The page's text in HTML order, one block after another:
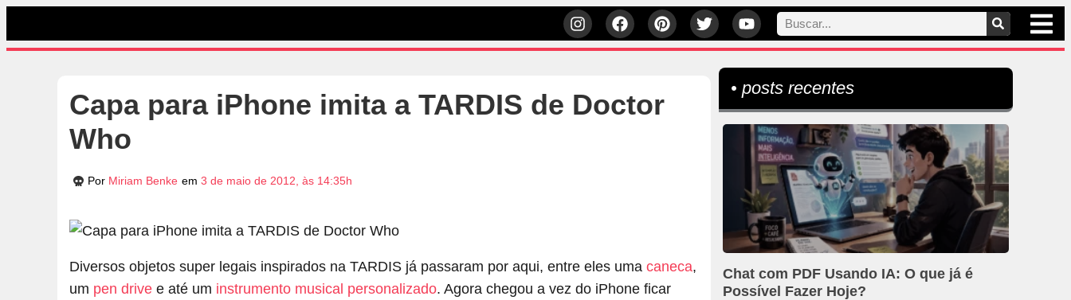
Capa para iPhone imita a TARDIS de Doctor
Who
Por Miriam Benke em 3 de maio de 2012, às 14:35h
Diversos objetos super legais inspirados na TARDIS já passaram por aqui, entre eles uma caneca,
um pen drive e até um instrumento musical personalizado. Agora chegou a vez do iPhone ficar
• posts recentes
Chat com PDF Usando IA: O que já é
Possível Fazer Hoje?